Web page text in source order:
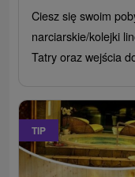
Ciesz się swoim
narciarskie/kolejki
Tatry oraz wejścia
TIP